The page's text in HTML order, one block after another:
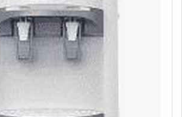
são desenvolvidos para
em diferentes estruturas, robustas ou
pela qual o mercado disponibiliza
dentre outros fatores, pela
capacidades de vazão.Os filtros mais
para os modelos de maior